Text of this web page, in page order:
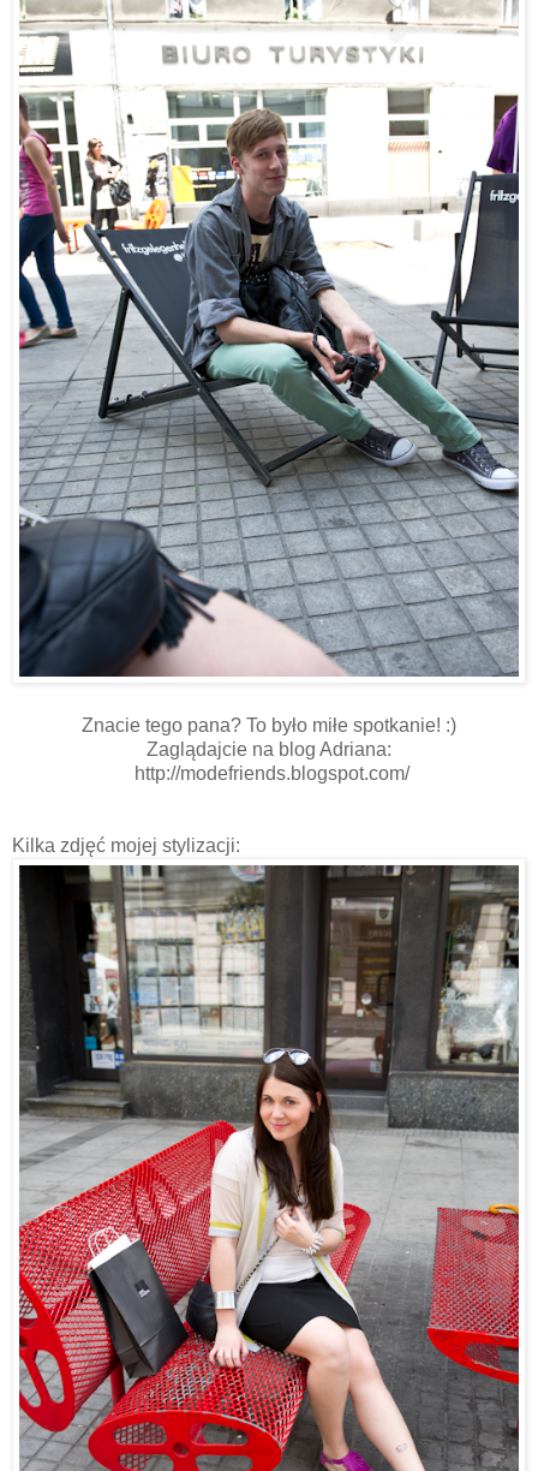
Znacie tego pana? To było miłe spotkanie! :)
Zaglądajcie na blog Adriana:
http://modefriends.blogspot.com/
Kilka zdjęć mojej stylizacji: